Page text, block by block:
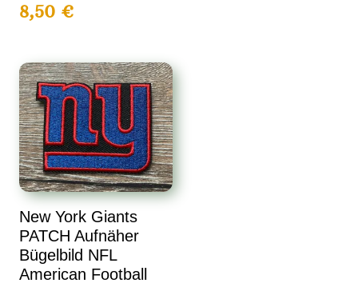
8,50€
New York Giants
PATCH Aufnäher
Bügelbild NFL
American Football